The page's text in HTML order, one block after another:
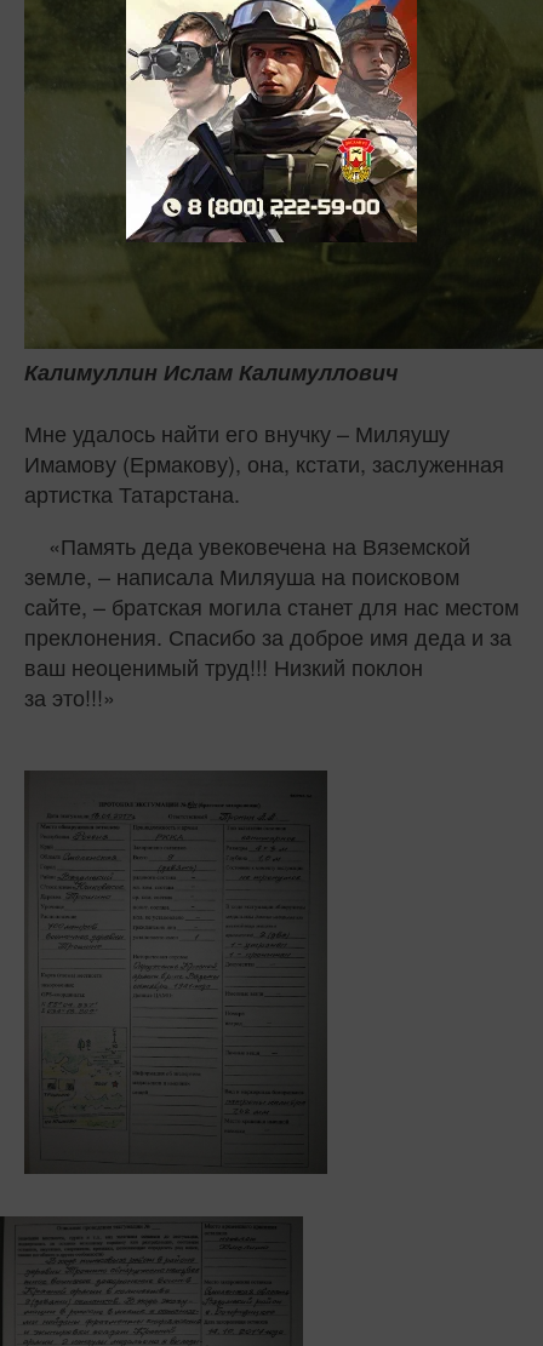
Калимуллин Ислам Калимуллович
Мне удалось найти его внучку – Миляушу
Имамову (Ермакову), она, кстати, заслуженная
артистка Татарстана.
«Память деда увековечена на Вяземской
земле, – написала Миляуша на поисковом
сайте, – братская могила станет для нас местом
преклонения. Спасибо за доброе имя деда и за
ваш неоценимый труд!!! Низкий поклон
за это!!!»